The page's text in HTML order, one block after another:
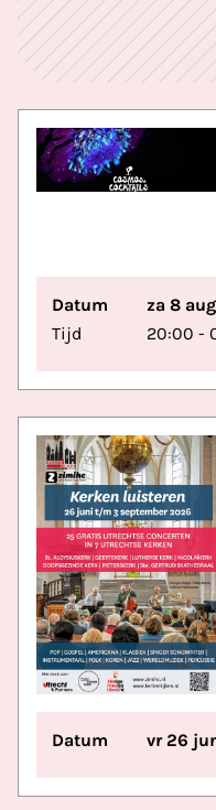
Datum
za 8
Tijd
20:00 -
Datum vr 26